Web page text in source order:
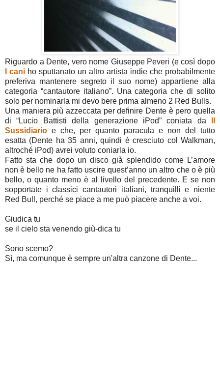
Riguardo a Dente, vero nome Giuseppe Peveri (e così dopo
I cani ho sputtanato un altro artista indie che probabilmente
preferiva mantenere segreto il suo nome) appartiene alla
categoria “cantautore italiano”. Una categoria che di solito
solo per nominarla mi devo bere prima almeno 2 Red Bulls.
Una maniera più azzeccata per definire Dente è pero quella
di “Lucio Battisti della generazione iPod” coniata da
Sussidiario e che, per quanto paracula e non del tutto
esatta (Dente ha 35 anni, quindi è cresciuto col Walkman,
altroché iPod) avrei voluto coniarla io.
Fatto sta che dopo un disco già splendido come L’amore
non è bello ne ha fatto uscire quest’anno un altro che o è più
bello, o quanto meno è al livello del precedente. E se non
sopportate i classici cantautori italiani, tranquilli e niente
Red Bull, perché se piace a me può piacere anche a voi.
Giudica tu
se il cielo sta venendo giù-dica tu
Sono scemo?
Sì, ma comunque è sempre un'altra canzone di Dente...